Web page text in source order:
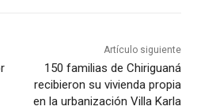
Artículo siguiente
150 familias de Chiriguaná
recibieron su vivienda propia
en la urbanización Villa Karla